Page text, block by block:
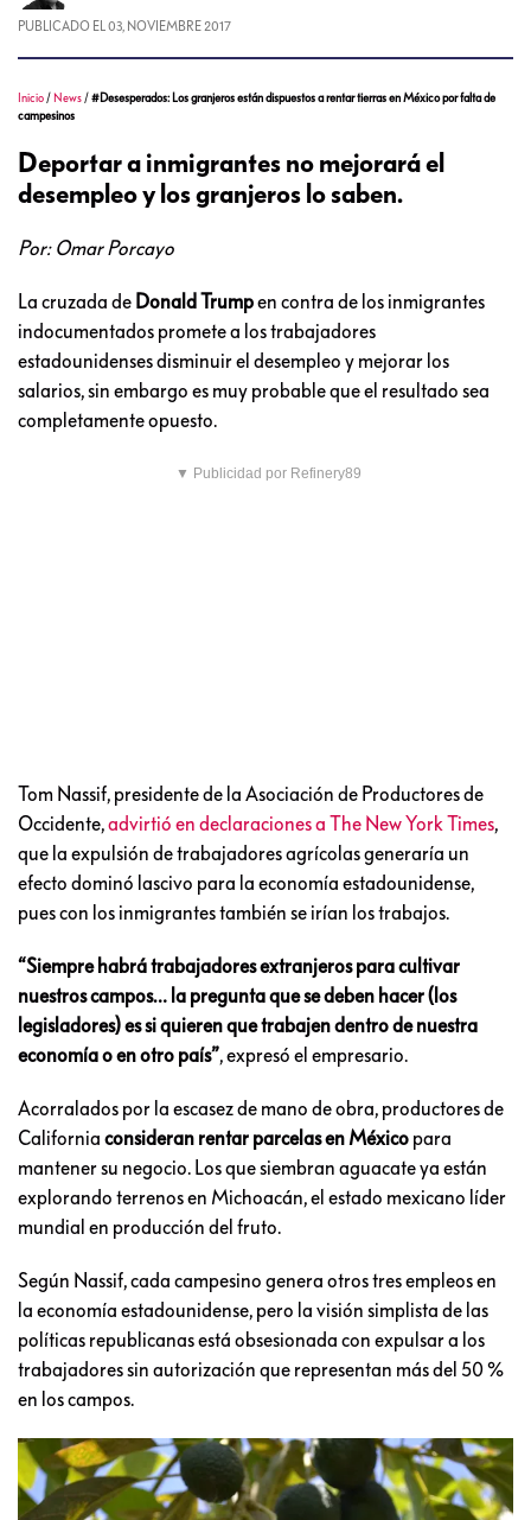
PUBLICADO EL 03, NOVIEMBRE 2017
Inicio / News /#Desesperados: Los granjeros están dispuestos a rentar tierras en México por falta de
campesinos
Deportar a inmigrantes no mejorará el
desempleo y los granjeros lo saben.
Por: Omar Porcayo
La cruzada de Donald Trumpen contra de los inmigrantes
indocumentados promete a los trabajadores
estadounidenses disminuir el desempleo y mejorar los
salarios, sin embargo es muy probable que el resultado sea
completamente opuesto.
▼ Publicidad por Refinery89
Tom Nassif, presidente de la Asociación de Productores de
Occidente,advirtió en declaraciones a The New York Times,
que la expulsión de trabajadores agrícolas generaría un
efecto dominó lascivo para la economía estadounidense,
pues con los inmigrantes también se irían los trabajos.
“Siempre habrá trabajadores extranjeros para cultivar
nuestros campos… la pregunta que se deben hacer (los
legisladores) es si quieren que trabajen dentro de nuestra
economía o en otro país”, expresó el empresario.
Acorralados por la escasez de mano de obra, productores de
California consideran rentar parcelas en México para
mantener su negocio. Los que siembran aguacate ya están
explorando terrenos en Michoacán, el estado mexicano líder
mundial en producción del fruto.
Según Nassif, cada campesino genera otros tres empleos en
la economía estadounidense, pero la visión simplista de las
políticas republicanas está obsesionada con expulsar a los
trabajadores sin autorización que representan más del 50 %
en los campos.